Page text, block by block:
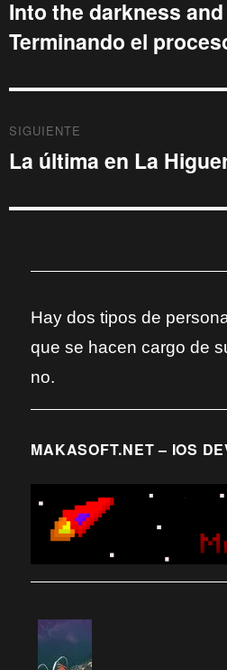
de
entradas
Entrada
anterior:
Into the darkness
Terminando el
SIGUIENTE
Entrada
La última en La
Hay dos tipos de
que se hacen cargo de
no.
MAKASOFT.NET – IOS